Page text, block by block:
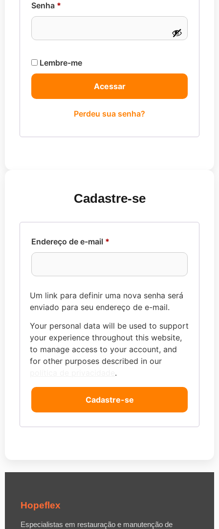
Senha *
Lembre-me
Acessar
Perdeu sua senha?
Cadastre-se
Endereço de e-mail *
Um link para definir uma nova senha será
enviado para seu endereço de e-mail.
Your personal data will be used to support
your experience throughout this website,
to manage access to your account, and
for other purposes described in our
.
Cadastre-se
Hopeflex
Especialistas em restauração e manutenção de